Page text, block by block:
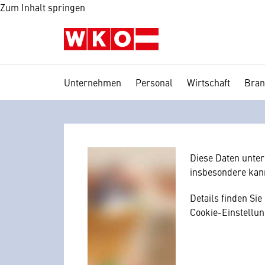
Zum Inhalt springen
Unternehmen Personal Wirtschaft
Wir
Diese Daten
insbesondere
Details finden
Cookie-